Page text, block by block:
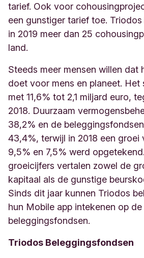
tarief. Ook voor
een gunstiger tarief toe.
in 2019 meer dan 25
land.
Steeds meer mensen willen dat
doet voor mens en planeet. Het
met 11,6% tot 2,1 miljard euro,
2018. Duurzaam
38,2% en de
43,4%, terwijl in 2018 een groei
9,5% en 7,5% werd
groeicijfers vertalen zowel de
kapitaal als de gunstige
Sinds dit jaar kunnen Triodos
hun Mobile app intekenen op
beleggingsfondsen.
Triodos Beleggingsfondsen